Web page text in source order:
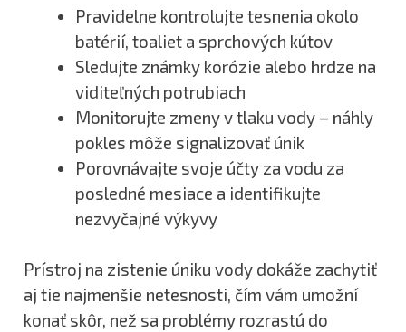
Pravidelne kontrolujte tesnenia okolo
batérií, toaliet a sprchových kútov
Sledujte známky korózie alebo hrdze na
viditeľných potrubiach
Monitorujte zmeny v tlaku vody – náhly
pokles môže signalizovať únik
Porovnávajte svoje účty za vodu za
posledné mesiace a identifikujte
nezvyčajné výkyvy
Prístroj na zistenie úniku vody dokáže zachytiť
aj tie najmenšie netesnosti, čím vám umožní
konať skôr, než sa problémy rozrastú do